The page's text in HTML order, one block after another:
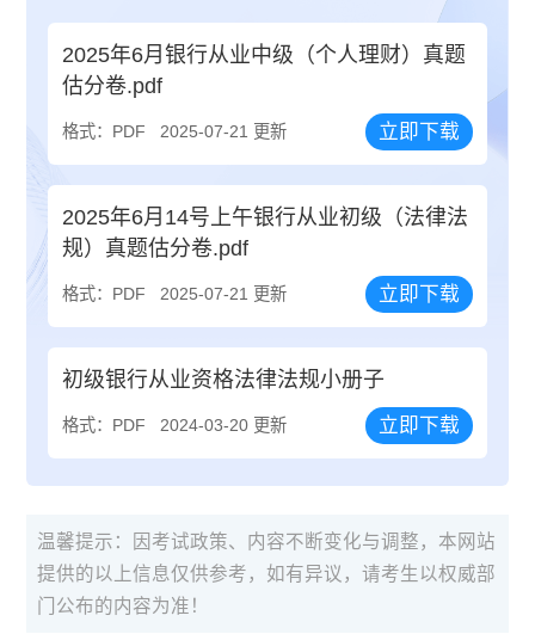
2025年6月银行从业中级（个人理财）真题
估分卷.pdf
格式：PDF 2025-07-21 更新 立即下载
2025年6月14号上午银行从业初级（法律法
规）真题估分卷.pdf
格式：PDF 2025-07-21 更新 立即下载
初级银行从业资格法律法规小册子
格式：PDF 2024-03-20 更新 立即下载
温馨提示：因考试政策、内容不断变化与调整，本网站
提供的以上信息仅供参考，如有异议，请考生以权威部
门公布的内容为准！